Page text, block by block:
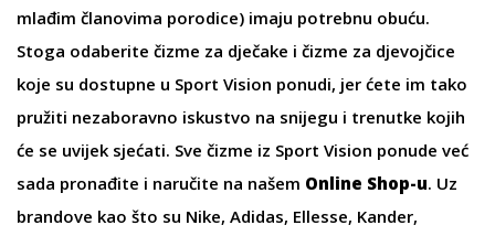
mlađim članovima porodice) imaju potrebnu obuću.
Stoga odaberite čizme za dječake i čizme za djevojčice
koje su dostupne u Sport Vision ponudi, jer ćete im tako
pružiti nezaboravno iskustvo na snijegu i trenutke kojih
će se uvijek sjećati. Sve čizme iz Sport Vision ponude već
sada pronađite i naručite na našem Online Shop-u. Uz
brandove kao što su Nike, Adidas, Ellesse, Kander,